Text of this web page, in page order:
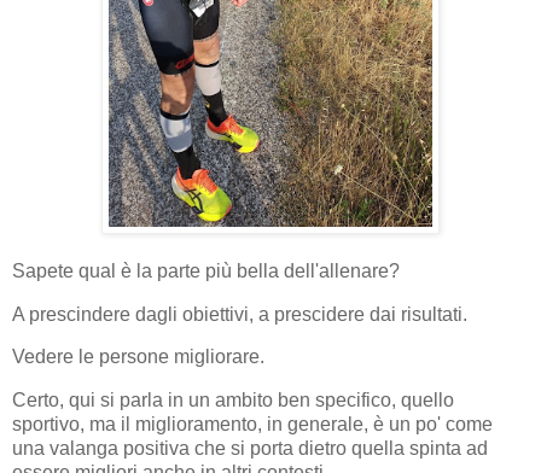
Sapete qual è la parte più bella dell'allenare?
A prescindere dagli obiettivi, a prescidere dai risultati.
Vedere le persone migliorare.
Certo, qui si parla in un ambito ben specifico, quello
sportivo, ma il miglioramento, in generale, è un po' come
una valanga positiva che si porta dietro quella spinta ad